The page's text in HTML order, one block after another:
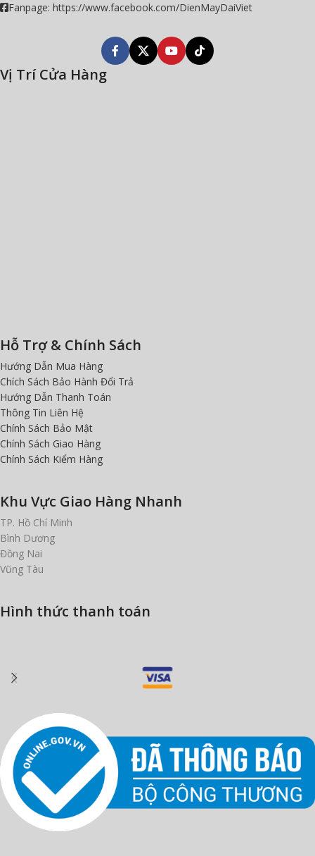
Fanpage: https://www.facebook.com/DienMayDaiViet
Vị Trí Cửa Hàng
Hỗ Trợ & Chính Sách
Hướng Dẫn Mua Hàng
Chích Sách Bảo Hành Đổi Trả
Hướng Dẫn Thanh Toán
Thông Tin Liên Hệ
Chính Sách Bảo Mật
Chính Sách Giao Hàng
Chính Sách Kiểm Hàng
Khu Vực Giao Hàng Nhanh
TP. Hồ Chí Minh
Bình Dương
Đồng Nai
Vũng Tàu
Hình thức thanh toán